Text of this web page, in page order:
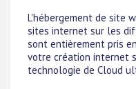
L'hébergement de site
sites internet sur les
sont entièrement pris
votre création internet
technologie de Cloud